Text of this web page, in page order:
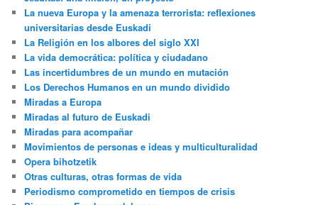
La nueva Europa y la amenaza terrorista: reflexiones
universitarias desde Euskadi
La Religión en los albores del siglo XXI
La vida democrática: política y ciudadano
Las incertidumbres de un mundo en mutación
Los Derechos Humanos en un mundo dividido
Miradas a Europa
Miradas al futuro de Euskadi
Miradas para acompañar
Movimientos de personas e ideas y multiculturalidad
Opera bihotzetik
Otras culturas, otras formas de vida
Periodismo comprometido en tiempos de crisis